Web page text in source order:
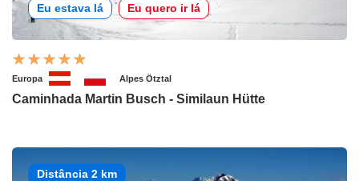
Eu estava lá Eu quero ir lá
Europa Alpes Ötztal
Caminhada Martin Busch - Similaun Hütte
Distância 2 km